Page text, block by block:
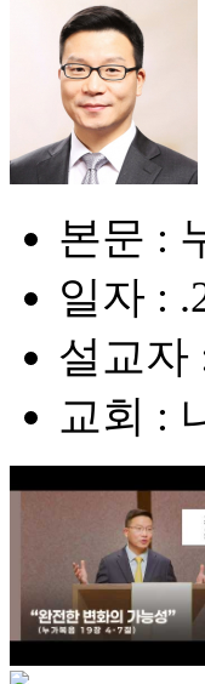
본문 :
일자 :
설교자
교회 :